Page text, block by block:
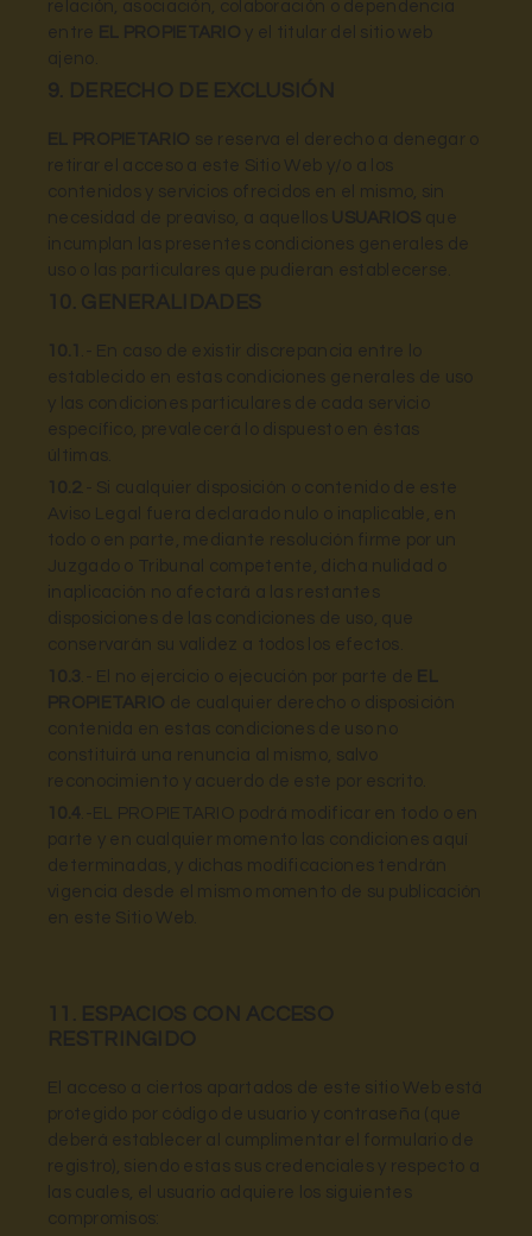
relación, asociación, colaboración o dependencia
entre EL PROPIETARIO y el titular del sitio web
ajeno.
9. DERECHO DE EXCLUSIÓN
EL PROPIETARIO se reserva el derecho a denegar o
retirar el acceso a este Sitio Web y/o a los
contenidos y servicios ofrecidos en el mismo, sin
necesidad de preaviso, a aquellos USUARIOS que
incumplan las presentes condiciones generales de
uso o las particulares que pudieran establecerse.
10. GENERALIDADES
10.1 .- En caso de existir discrepancia entre lo
establecido en estas condiciones generales de uso
y las condiciones particulares de cada servicio
específico, prevalecerá lo dispuesto en éstas
últimas.
10.2.- Si cualquier disposición o contenido de este
Aviso Legal fuera declarado nulo o inaplicable, en
todo o en parte, mediante resolución firme por un
Juzgado o Tribunal competente, dicha nulidad o
inaplicación no afectará a las restantes
disposiciones de las condiciones de uso, que
conservarán su validez a todos los efectos.
10.3 .- El no ejercicio o ejecución por parte de EL
PROPIETARIO de cualquier derecho o disposición
contenida en estas condiciones de uso no
constituirá una renuncia al mismo, salvo
reconocimiento y acuerdo de este por escrito.
10.4.-EL PROPIETARIO podrá modificar en todo o en
parte y en cualquier momento las condiciones aquí
determinadas, y dichas modificaciones tendrán
vigencia desde el mismo momento de su publicación
en este Sitio Web.
11. ESPACIOS CON ACCESO
RESTRINGIDO
El acceso a ciertos apartados de este sitio Web está
protegido por código de usuario y contraseña (que
deberá establecer al cumplimentar el formulario de
registro), siendo estas sus credenciales y respecto a
las cuales, el usuario adquiere los siguientes
compromisos: